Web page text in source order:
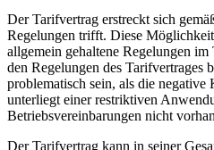
Der Tarifvertrag erstreckt sich
Regelungen trifft. Diese
allgemein gehaltene Regelungen
den Regelungen des
problematisch sein, als die
unterliegt einer restriktiven
Betriebsvereinbarungen nicht
Der Tarifvertrag kann in seiner